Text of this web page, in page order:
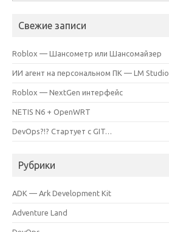
Свежие записи
Roblox — Шансометр или Шансомайзер
ИИ агент на персональном ПК — LM Studio
Roblox — NextGen интерфейс
NETIS N6 + OpenWRT
DevOps?!? Стартует с GIT…
Рубрики
ADK — Ark Development Kit
Adventure Land